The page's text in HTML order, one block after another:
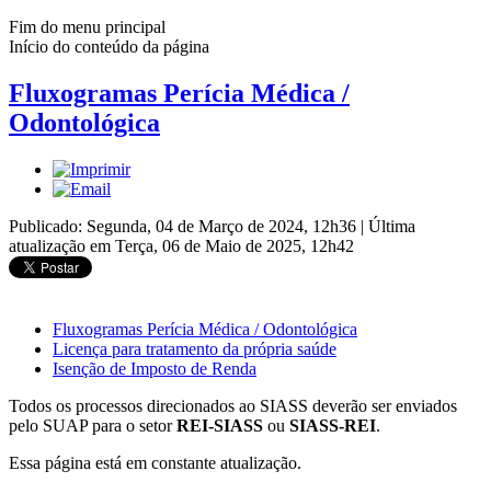
Fim do menu principal
Início do conteúdo da página
Fluxogramas Perícia Médica /
Odontológica
Publicado: Segunda, 04 de Março de 2024, 12h36 | Última
atualização em Terça, 06 de Maio de 2025, 12h42
Fluxogramas Perícia Médica / Odontológica
Licença para tratamento da própria saúde
Isenção de Imposto de Renda
Todos os processos direcionados ao SIASS deverão ser enviados
pelo SUAP para o setorREI-SIASS ou SIASS-REI.
Essa página está em constante atualização.